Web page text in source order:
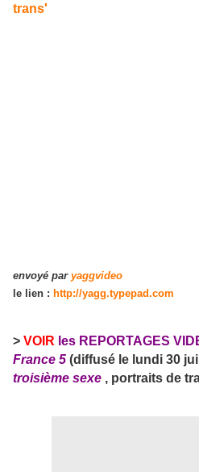
trans'
envoyé par yaggvideo
le lien : http://yagg.typepad.com
> VOIR les REPORTAGES
France 5 (diffusé le lundi 30
troisième sexe , portraits de